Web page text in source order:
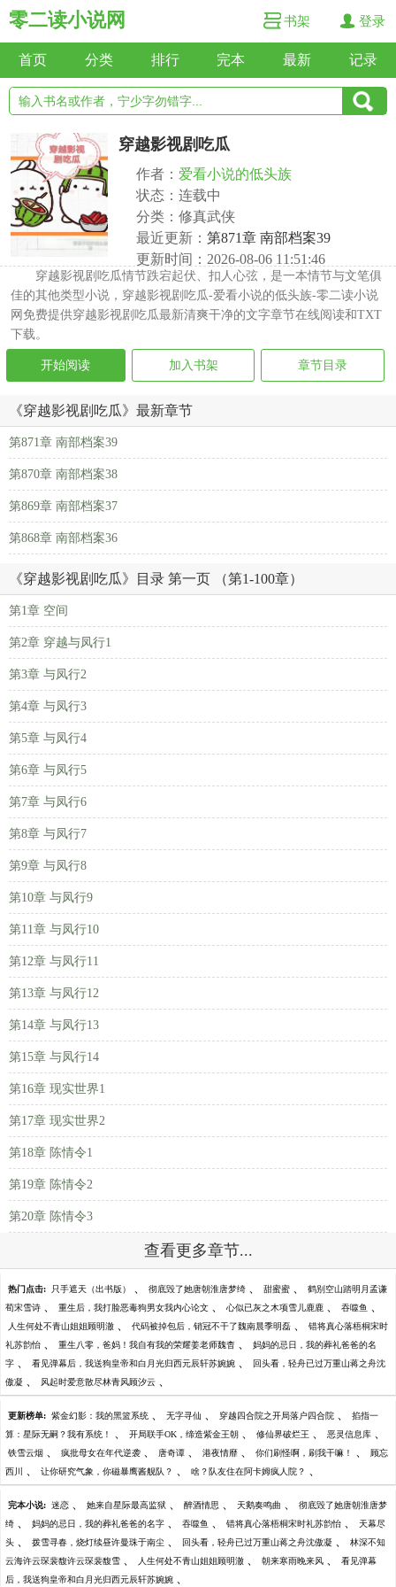
零二读小说网 书架 登录
首页 分类 排行 完本 最新 记录
穿越影视剧吃瓜
作者： 爱看小说的低头族
状态：连载中
分类：修真武侠
最近更新： 第871章 南部档案39
更新时间：2026-08-06 11:51:46
穿越影视剧吃瓜情节跌宕起伏、扣人心弦，是一本情节与文笔俱
佳的其他类型小说，穿越影视剧吃瓜-爱看小说的低头族-零二读小说
网免费提供穿越影视剧吃瓜最新清爽干净的文字章节在线阅读和TXT
下载。
开始阅读 加入书架 章节目录
《穿越影视剧吃瓜》最新章节
第871章 南部档案39
第870章 南部档案38
第869章 南部档案37
第868章 南部档案36
《穿越影视剧吃瓜》目录 第一页 （第1-100章）
第1章 空间
第2章 穿越与凤行1
第3章 与凤行2
第4章 与凤行3
第5章 与凤行4
第6章 与凤行5
第7章 与凤行6
第8章 与凤行7
第9章 与凤行8
第10章 与凤行9
第11章 与凤行10
第12章 与凤行11
第13章 与凤行12
第14章 与凤行13
第15章 与凤行14
第16章 现实世界1
第17章 现实世界2
第18章 陈情令1
第19章 陈情令2
第20章 陈情令3
查看更多章节...
热门点击: 只手遮天（出书版） 、 彻底毁了她唐朝淮唐梦绮 、 甜蜜蜜 、 鹤别空山踏明月孟谦
荀宋雪诗 、 重生后，我打脸恶毒狗男女我内心论文 、 心似已灰之木项雪儿鹿鹿 、 吞噬鱼 、
人生何处不青山姐姐顾明澈 、 代码被掉包后，销冠不干了魏南晨季明磊 、 错将真心落梧桐宋时
礼苏韵怡 、 重生八零，爸妈！我自有我的荣耀姜老师魏杳 、 妈妈的忌日，我的葬礼爸爸的名
字 、 看见弹幕后，我送狗皇帝和白月光归西元辰轩苏婉婉 、 回头看，轻舟已过万重山蒋之舟沈
傲凝 、 风起时爱意散尽林青风顾汐云 、
更新榜单: 紫金幻影：我的黑篮系统 、 无字寻仙 、 穿越四合院之开局落户四合院 、 掐指一
算：星际无嗣？我有系统！ 、 开局联手OK，缔造紫金王朝 、 修仙界破烂王 、 恶灵信息库 、
铁雪云烟 、 疯批母女在年代逆袭 、 唐奇谭 、 港夜情靡 、 你们刷怪啊，刷我干嘛！ 、 顾忘
西川 、 让你研究气象，你磁暴鹰酱舰队？ 、 啥？队友住在阿卡姆疯人院？ 、
完本小说: 迷恋 、 她来自星际最高监狱 、 醉酒情思 、 天鹅奏鸣曲 、 彻底毁了她唐朝淮唐梦
绮 、 妈妈的忌日，我的葬礼爸爸的名字 、 吞噬鱼 、 错将真心落梧桐宋时礼苏韵怡 、 天幕尽
头 、 拨雪寻春，烧灯续昼许曼珠于南尘 、 回头看，轻舟已过万重山蒋之舟沈傲凝 、 林深不知
云海许云琛裴馥许云琛裴馥雪 、 人生何处不青山姐姐顾明澈 、 朝来寒雨晚来风 、 看见弹幕
后，我送狗皇帝和白月光归西元辰轩苏婉婉 、